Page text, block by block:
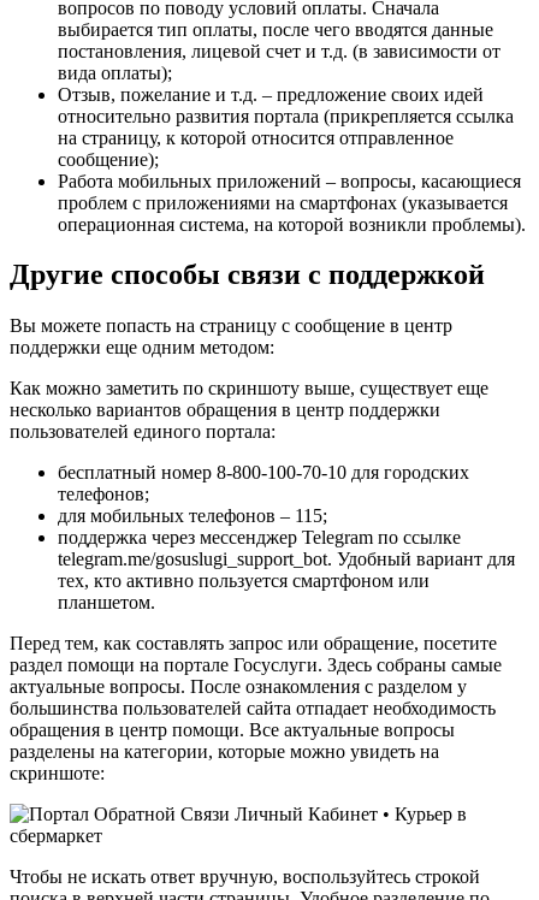
вопросов по поводу условий оплаты. Сначала
выбирается тип оплаты, после чего вводятся данные
постановления, лицевой счет и т.д. (в зависимости от
вида оплаты);
Отзыв, пожелание и т.д. – предложение своих идей
относительно развития портала (прикрепляется ссылка
на страницу, к которой относится отправленное
сообщение);
Работа мобильных приложений – вопросы, касающиеся
проблем с приложениями на смартфонах (указывается
операционная система, на которой возникли проблемы).
Другие способы связи с поддержкой
Вы можете попасть на страницу с сообщение в центр
поддержки еще одним методом:
Как можно заметить по скриншоту выше, существует еще
несколько вариантов обращения в центр поддержки
пользователей единого портала:
бесплатный номер 8-800-100-70-10 для городских
телефонов;
для мобильных телефонов – 115;
поддержка через мессенджер Telegram по ссылке
telegram.me/gosuslugi_support_bot. Удобный вариант для
тех, кто активно пользуется смартфоном или
планшетом.
Перед тем, как составлять запрос или обращение, посетите
раздел помощи на портале Госуслуги. Здесь собраны самые
актуальные вопросы. После ознакомления с разделом у
большинства пользователей сайта отпадает необходимость
обращения в центр помощи. Все актуальные вопросы
разделены на категории, которые можно увидеть на
скриншоте:
Чтобы не искать ответ вручную, воспользуйтесь строкой